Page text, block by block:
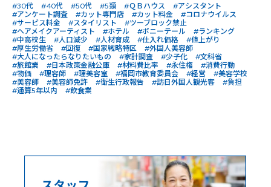
#30代 #40代 #50代 #5類 #ＱＢハウス
#アシスタント
#アンケート調査
#カット専門店 #カット料金
#コロナウイルス
#サービス料金
#スタイリスト
#ツーブロック禁止
#ヘアメイクアーティスト
#ホテル #ポニーテール
#ランキング
#中高校生
#人口減少 #人材育成 #仕入れ価格
#値上がり
#厚生労働省
#回復 #国家戦略特区
#外国人美容師
#大人になったらなりたいもの
#家計調査 #少子化
#文科省
#旅館業
#日本政策金融公庫 #材料費比率 #永住権
#消費行動
#物価
#理容師 #理美容室 #福岡市教育委員会 #経営
#美容学校
#美容師
#美容師免許 #衛生行政報告 #訪日外国人観光客
#負担
#通算5年以内
#飲食業